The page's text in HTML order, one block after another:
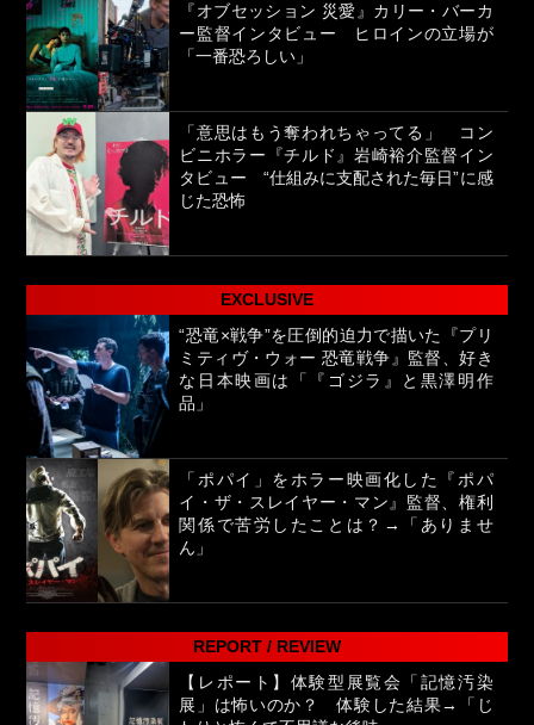
『オブセッション 災愛』カリー・バーカ
ー監督インタビュー ヒロインの立場が
「一番恐ろしい」
「意思はもう奪われちゃってる」 コン
ビニホラー『チルド』岩崎裕介監督イン
タビュー “仕組みに支配された毎日”に感
じた恐怖
EXCLUSIVE
“恐竜×戦争”を圧倒的迫力で描いた『プリ
ミティヴ・ウォー 恐竜戦争』監督、好き
な日本映画は「『ゴジラ』と黒澤明作
品」
「ポパイ」をホラー映画化した『ポパ
イ・ザ・スレイヤー・マン』監督、権利
関係で苦労したことは？→「ありませ
ん」
REPORT / REVIEW
【レポート】体験型展覧会「記憶汚染
展」は怖いのか？ 体験した結果→「じ